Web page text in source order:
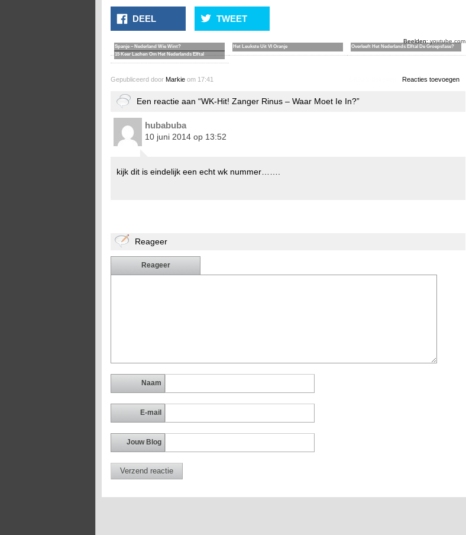
DEEL TWEET
Beelden: youtube.com
Spanje – Nederland Wie Wint? Het Leukste Uit VI Oranje
Overleeft Het Nederlands Elftal De Groepsfase?
15 Keer Lachen Om Het Nederlands Elftal
Gepubliceerd door Markie om 17:41 Reacties toevoegen
Een reactie aan “WK-Hit! Zanger Rinus – Waar Moet Ie In?”
hubabuba
10 juni 2014 op 13:52
kijk dit is eindelijk een echt wk nummer…….
Reageer
Reageer
Naam
E-mail
Jouw Blog